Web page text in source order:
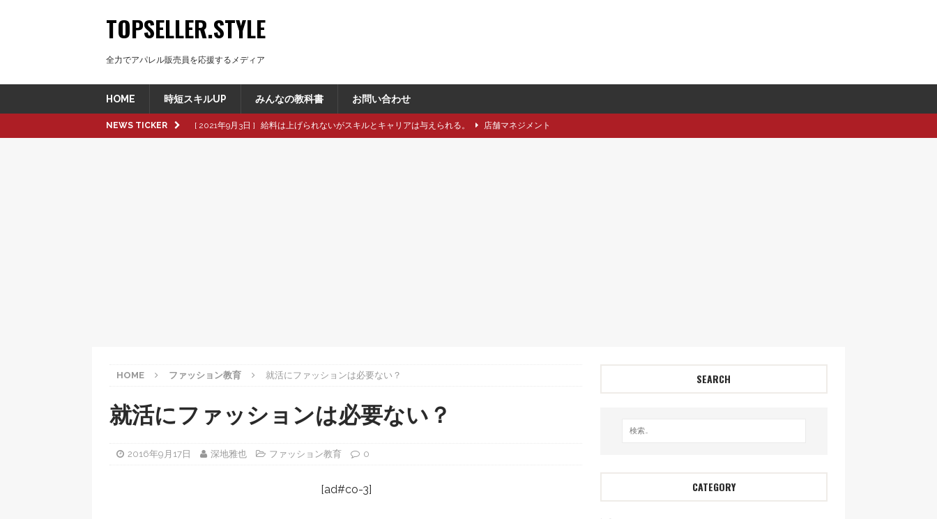
TOPSELLER.STYLE
全力でアパレル販売員を応援するメディア
HOME 時短スキルUP みんなの教科書 お問い合わせ
NEWS TICKER [ 2021年9月3日 ] 給料は上げられないがスキルとキャリアは与えられる。 店舗マネジメント
HOME ファッション教育 就活にファッションは必要ない？
就活にファッションは必要ない？
2016年9月17日 深地雅也 ファッション教育 0
[ad#co-3]
SEARCH
CATEGORY